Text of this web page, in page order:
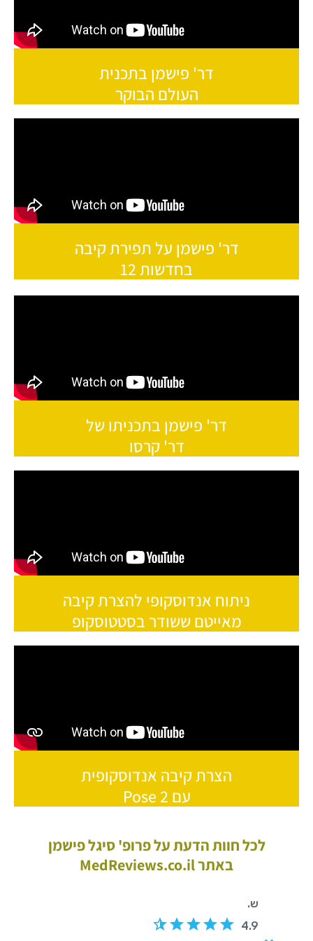
דר' פישמן בתכנית
העולם הבוקר
דר' פישמן על תפירת קיבה
בחדשות 12
דר' פישמן בתכניתו של
דר' קרסו
ניתוח אנדוסקופי להצרת קיבה
מאייטם ששודר בסטטוסקופ
הצרת קיבה אנדוסקופית
עם Pose 2
לכל חוות הדעת על פרופ' סיגל פישמן
באתר MedReviews.co.il